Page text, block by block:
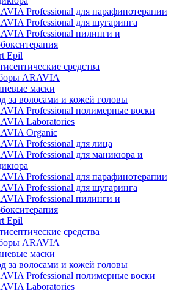
Professional для парафинотерапии
Professional для шугаринга
Professional пилинги и
Epil
средства
ARAVIA
маски
за волосами и кожей головы
Professional полимерные воски
Laboratories
Organic
Professional для лица
Professional для маникюра и
Professional для парафинотерапии
Professional для шугаринга
Professional пилинги и
Epil
средства
ARAVIA
маски
за волосами и кожей головы
Professional полимерные воски
Laboratories